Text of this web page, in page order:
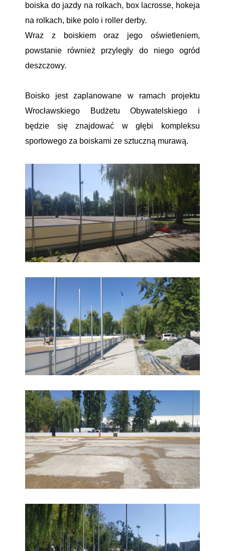
boiska do jazdy na rolkach, box lacrosse, hokeja
na rolkach, bike polo i roller derby.
Wraz z boiskiem oraz jego oświetleniem,
powstanie również przyległy do niego ogród
deszczowy.
Boisko jest zaplanowane w ramach projektu
Wrocławskiego Budżetu Obywatelskiego i
będzie się znajdować w głębi kompleksu
sportowego za boiskami ze sztuczną murawą.